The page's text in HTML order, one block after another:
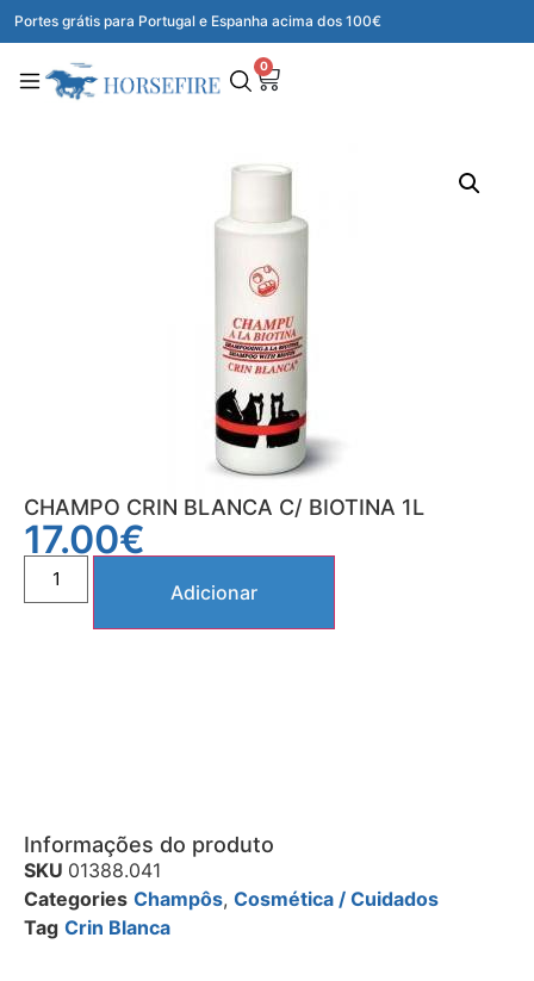
Portes grátis para Portugal e Espanha acima dos 100€
0
CHAMPO CRIN BLANCA C/ BIOTINA 1L
17.00€
Adicionar
Informações do produto
SKU 01388.041
Categories Champôs, Cosmética / Cuidados
Tag Crin Blanca